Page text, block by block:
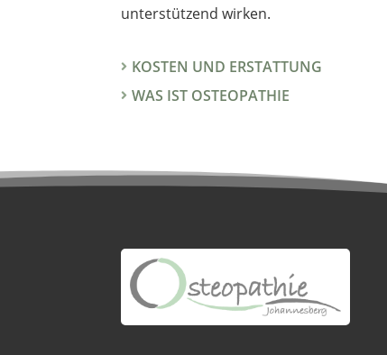
unterstützend wirken.
KOSTEN UND ERSTATTUNG
WAS IST OSTEOPATHIE